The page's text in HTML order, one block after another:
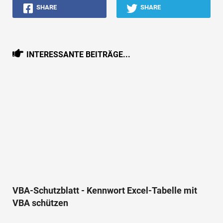
SHARE SHARE
INTERESSANTE BEITRÄGE...
VBA-Schutzblatt - Kennwort Excel-Tabelle mit
VBA schützen